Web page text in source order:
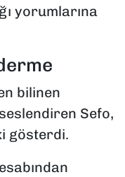
yorumlarına
bilinen
Sefo,
gösterdi.